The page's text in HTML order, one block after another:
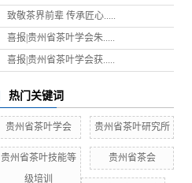
致敬茶界前辈 传承匠心.....
喜报|贵州省茶叶学会朱.....
喜报|贵州省茶叶学会获.....
热门关键词
贵州省茶叶学会 贵州省茶叶研究所
贵州省茶叶技能等
级培训
贵州省茶会